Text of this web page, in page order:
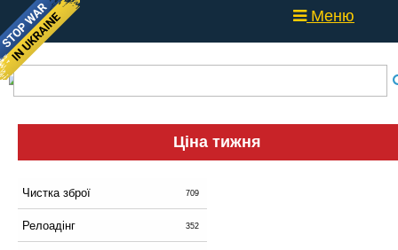
Меню
Ціна тижня
Чистка зброї 709
Релоадінг 352